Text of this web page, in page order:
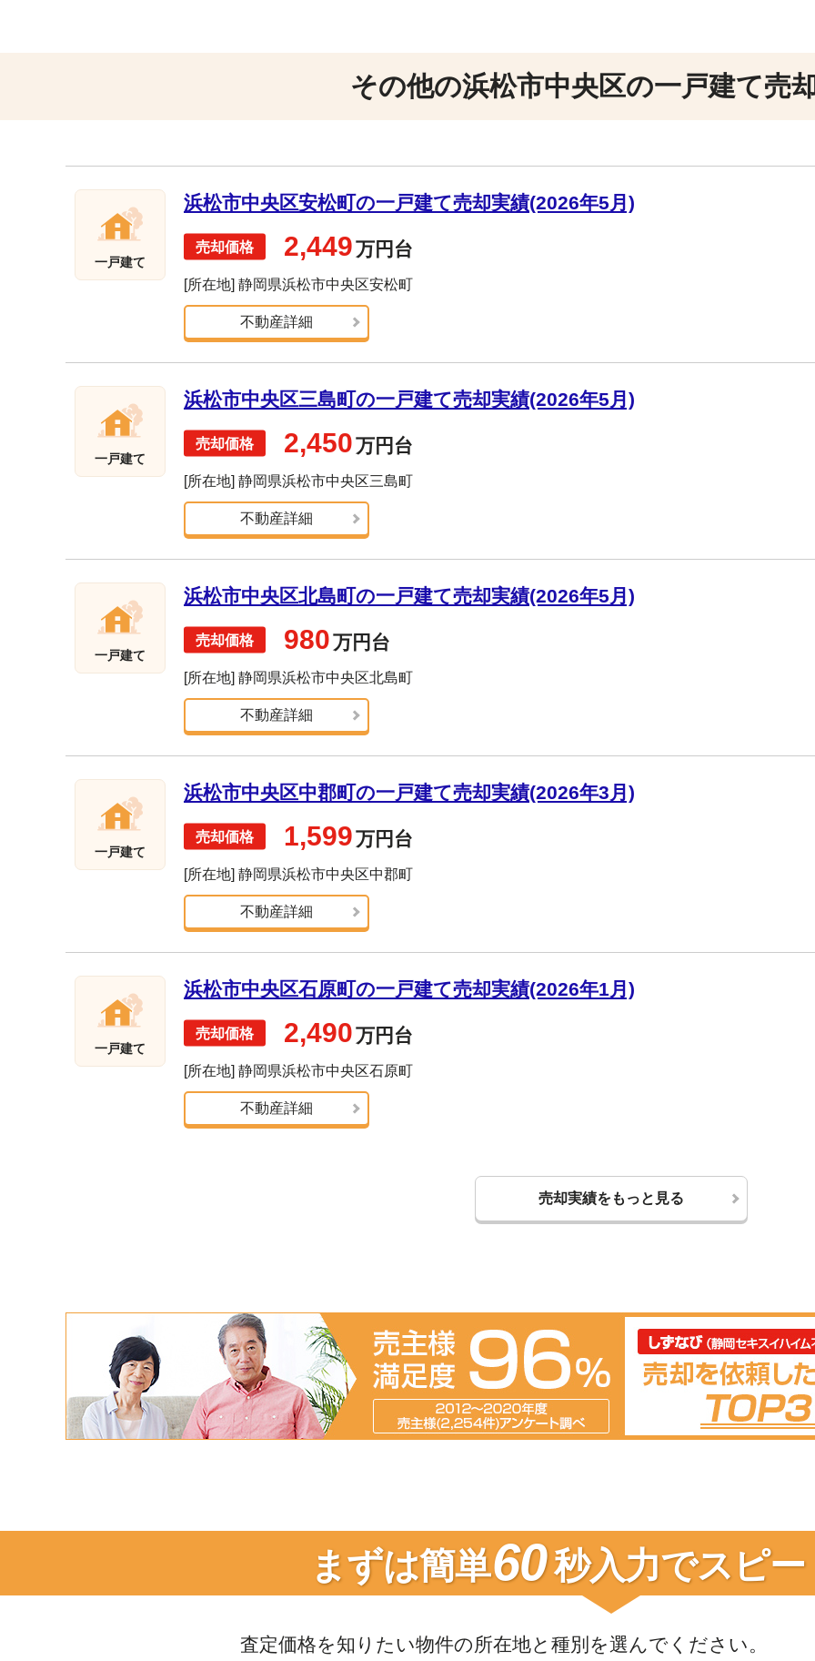
その他の浜松市中央区の一戸建て売
一戸建て
浜松市中央区安松町の一戸建て売却実績(2026年5月)
2,449万円台
[所在地] 静岡県浜松市中央区安松町
不動産詳細
一戸建て
浜松市中央区三島町の一戸建て売却実績(2026年5月)
2,450万円台
[所在地] 静岡県浜松市中央区三島町
不動産詳細
一戸建て
浜松市中央区北島町の一戸建て売却実績(2026年5月)
980万円台
[所在地] 静岡県浜松市中央区北島町
不動産詳細
一戸建て
浜松市中央区中郡町の一戸建て売却実績(2026年3月)
1,599万円台
[所在地] 静岡県浜松市中央区中郡町
不動産詳細
一戸建て
浜松市中央区石原町の一戸建て売却実績(2026年1月)
2,490万円台
[所在地] 静岡県浜松市中央区石原町
不動産詳細
売却実績をもっと見る
まずは簡単60秒入力でスピー
査定価格を知りたい物件の所在地と種別を選んでください。